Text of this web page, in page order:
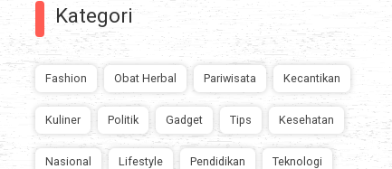
Kategori
Fashion Obat Herbal Pariwisata Kecantikan
Kuliner Politik Gadget Tips Kesehatan
Nasional Lifestyle Pendidikan Teknologi